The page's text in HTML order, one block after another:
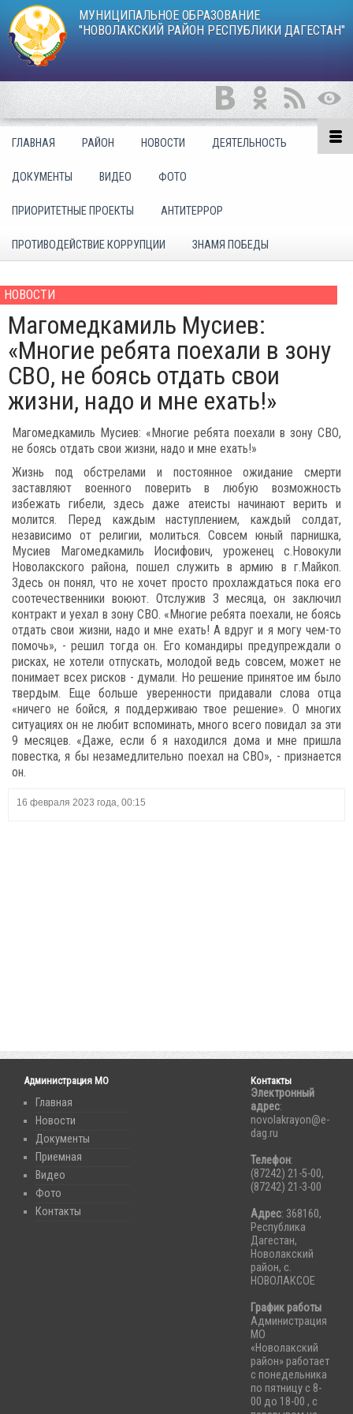
МУНИЦИПАЛЬНОЕ ОБРАЗОВАНИЕ
"НОВОЛАКСКИЙ РАЙОН РЕСПУБЛИКИ ДАГЕСТАН"
ГЛАВНАЯ РАЙОН НОВОСТИ ДЕЯТЕЛЬНОСТЬ
ДОКУМЕНТЫ ВИДЕО ФОТО
ПРИОРИТЕТНЫЕ ПРОЕКТЫ АНТИТЕРРОР
ПРОТИВОДЕЙСТВИЕ КОРРУПЦИИ ЗНАМЯ ПОБЕДЫ
НОВОСТИ
Магомедкамиль Мусиев:
«Многие ребята поехали в зону
СВО, не боясь отдать свои
жизни, надо и мне ехать!»
Магомедкамиль Мусиев: «Многие ребята поехали в зону СВО,
не боясь отдать свои жизни, надо и мне ехать!»
Жизнь под обстрелами и постоянное ожидание смерти
заставляют военного поверить в любую возможность
избежать гибели, здесь даже атеисты начинают верить и
молится. Перед каждым наступлением, каждый солдат,
независимо от религии, молиться. Совсем юный парнишка,
Мусиев Магомедкамиль Иосифович, уроженец с.Новокули
Новолакского района, пошел служить в армию в г.Майкоп.
Здесь он понял, что не хочет просто прохлаждаться пока его
соотечественники воюют. Отслужив 3 месяца, он заключил
контракт и уехал в зону СВО. «Многие ребята поехали, не боясь
отдать свои жизни, надо и мне ехать! А вдруг и я могу чем-то
помочь», - решил тогда он. Его командиры предупреждали о
рисках, не хотели отпускать, молодой ведь совсем, может не
понимает всех рисков - думали. Но решение принятое им было
твердым. Еще больше уверенности придавали слова отца
«ничего не бойся, я поддерживаю твое решение». О многих
ситуациях он не любит вспоминать, много всего повидал за эти
9 месяцев. «Даже, если б я находился дома и мне пришла
повестка, я бы незамедлительно поехал на СВО», - признается
он.
16 февраля 2023 года, 00:15
Администрация МО
Главная
Новости
Документы
Приемная
Видео
Фото
Контакты
Контакты
Электронный
адрес:
novolakrayon@e-
dag.ru
Телефон:
(87242) 21-5-00,
(87242) 21-3-00
Адрес: 368160,
Республика
Дагестан,
Новолакский
район, с.
НОВОЛАКСОЕ
График работы
Администрация
МО
«Новолакский
район» работает
с понедельника
по пятницу с 8-
00 до 18-00 , с